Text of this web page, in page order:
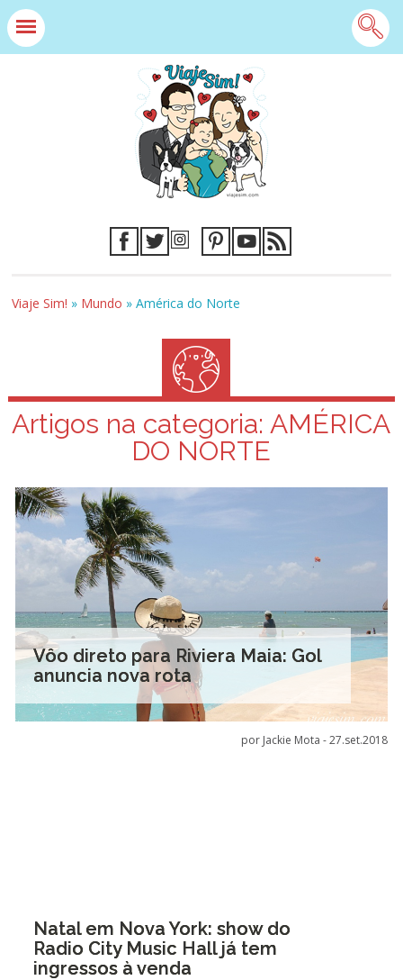
Viaje Sim! » Mundo »América do Norte
Artigos na categoria: AMÉRICA
DO NORTE
Vôo direto para Riviera Maia: Gol
anuncia nova rota
por Jackie Mota -27.set.2018
Natal em Nova York: show do
Radio City Music Hall já tem
ingressos à venda